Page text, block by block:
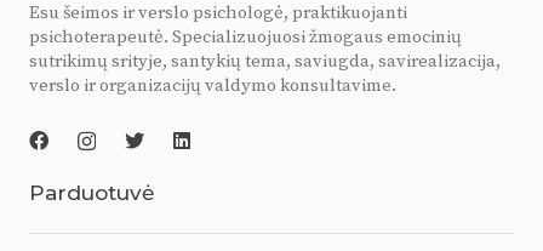
Esu šeimos ir verslo psichologė, praktikuojanti
psichoterapeutė. Specializuojuosi žmogaus emocinių
sutrikimų srityje, santykių tema, saviugda, savirealizacija,
verslo ir organizacijų valdymo konsultavime.
Parduotuvė